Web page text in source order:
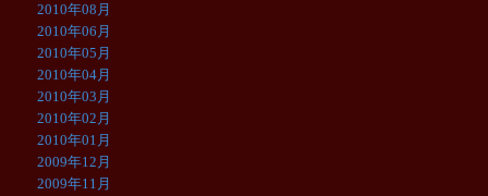
2010年08月
2010年06月
2010年05月
2010年04月
2010年03月
2010年02月
2010年01月
2009年12月
2009年11月